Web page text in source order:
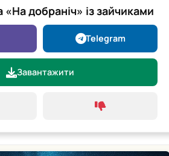
добраніч» із зайчиками
Telegram
Завантажити